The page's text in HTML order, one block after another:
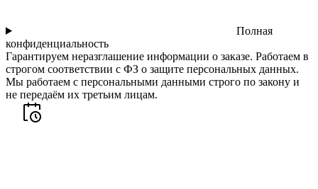
Полная
конфиденциальность
Гарантируем неразглашение информации о заказе. Работаем в
строгом соответствии с ФЗ о защите персональных данных.
Мы работаем с персональными данными строго по закону и
не передаём их третьим лицам.